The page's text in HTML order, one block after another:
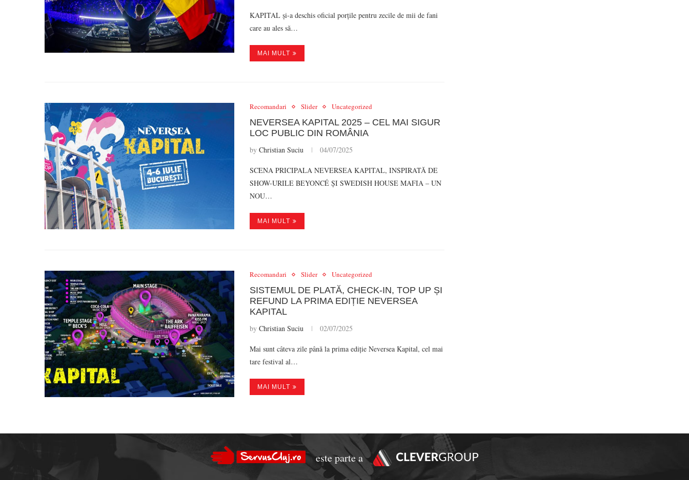
KAPITAL și-a deschis oficial porțile pentru zecile de mii de fani
care au ales să…
MAI MULT
Recomandari Slider Uncategorized
NEVERSEA KAPITAL 2025 – CEL MAI SIGUR
LOC PUBLIC DIN ROMÂNIA
by Christian Suciu 04/07/2025
SCENA PRICIPALA NEVERSEA KAPITAL, INSPIRATĂ DE
SHOW-URILE BEYONCÉ ȘI SWEDISH HOUSE MAFIA – UN
NOU…
MAI MULT
Recomandari Slider Uncategorized
SISTEMUL DE PLATĂ, CHECK-IN, TOP UP ȘI
REFUND LA PRIMA EDIȚIE NEVERSEA
KAPITAL
by Christian Suciu 02/07/2025
Mai sunt câteva zile până la prima ediție Neversea Kapital, cel mai
tare festival al…
MAI MULT
este parte a